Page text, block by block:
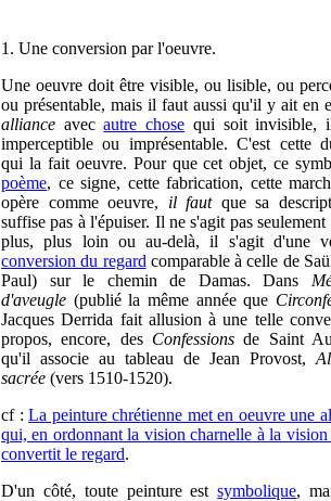
1. Une conversion par l'oeuvre.
Une oeuvre doit être visible, ou lisible, ou
ou présentable, mais il faut aussi qu'il y ait en
alliance avecautre chose qui soit invisible,
imperceptible ou imprésentable. C'est cette
qui la fait oeuvre. Pour que cet objet, ce
poème, ce signe, cette fabrication, cette
opère comme oeuvre, il fautque sa
suffise pas à l'épuiser. Il ne s'agit pas
plus, plus loin ou au-delà, il s'agit d'une
conversion du regard comparable à celle de
Paul) sur le chemin de Damas. Dans
d'aveugle (publié la même année que
Jacques Derrida fait allusion à une telle
propos, encore, des Confessions de Saint
qu'il associe au tableau de Jean Provost,
sacrée (vers 1510-1520).
cf :La peinture chrétienne met en oeuvre une
qui, en ordonnant la vision charnelle à la
convertit le regard.
D'un côté, toute peinture estsymbolique,